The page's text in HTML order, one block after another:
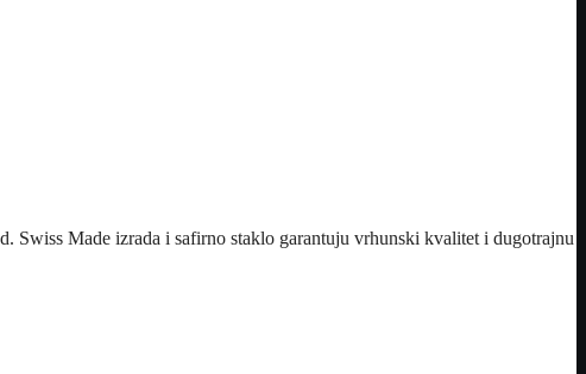
Swiss Made izrada i safirno staklo garantuju vrhunski kvalitet i dugotrajnu